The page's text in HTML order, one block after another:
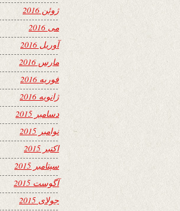
ژوئن 2016
می 2016
آوریل 2016
مارس 2016
فوریه 2016
ژانویه 2016
دسامبر 2015
نوامبر 2015
اکتبر 2015
سپتامبر 2015
آگوست 2015
جولای 2015